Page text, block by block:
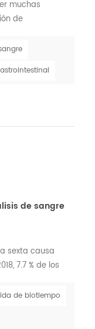
muchas
de
mantener las
más
de
de sangre
sexta causa
7.7 % de los
en peligro
alergias supera
de biotiempo